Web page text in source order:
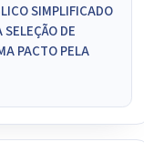
SIMPLIFICADO
DE
PACTO PELA